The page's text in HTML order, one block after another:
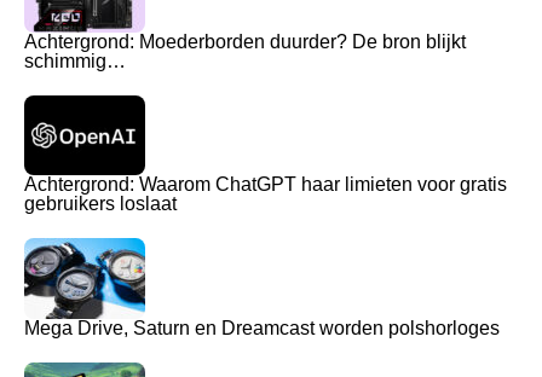
Achtergrond: Moederborden duurder? De bron blijkt
schimmig…
Achtergrond: Waarom ChatGPT haar limieten voor gratis
gebruikers loslaat
Mega Drive, Saturn en Dreamcast worden polshorloges